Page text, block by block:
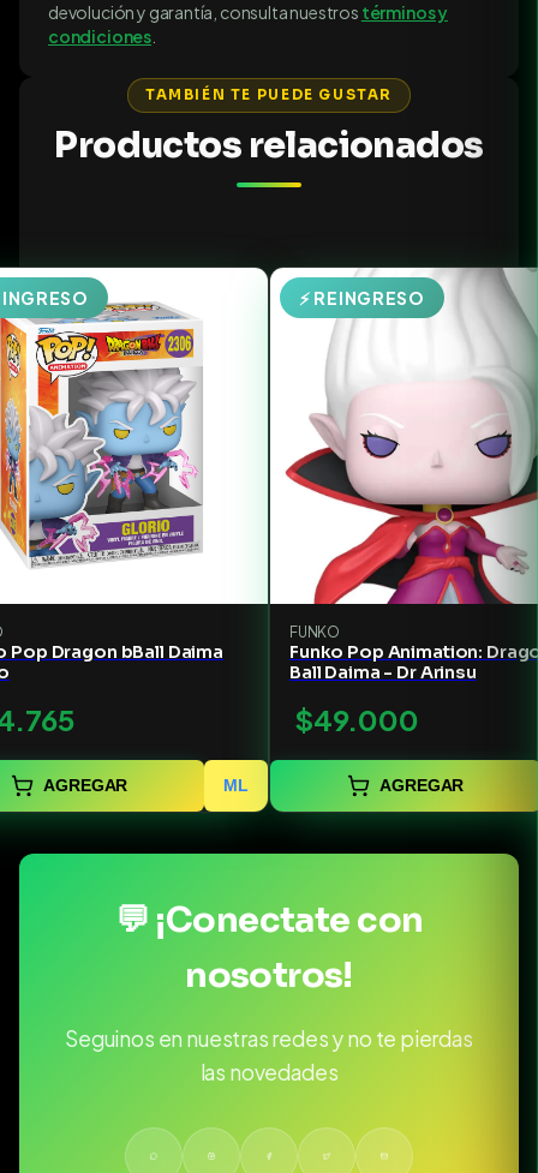
devolución y garantía, consulta nuestros términos y
condiciones
TAMBIÉN TE PUEDE GUSTAR
Productos relacionados
Pop Dragon bBall Daima
AGREGAR ML
⚡ REINGRESO
FUNKO
Funko Pop Animation:
Ball Daima - Dr Arinsu
$49.000
AGREGAR
💬 ¡Conectate con
nosotros!
Seguinos en nuestras redes y no te pierdas
las novedades